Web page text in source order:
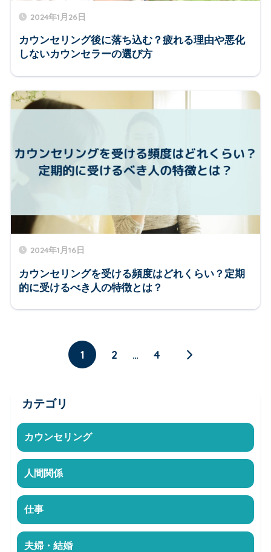
2024年1月26日
カウンセリング後に落ち込む？疲れる理由や悪化
しないカウンセラーの選び方
2024年1月16日
カウンセリングを受ける頻度はどれくらい？定期
的に受けるべき人の特徴とは？
1 2 … 4
カテゴリ
カウンセリング
人間関係
仕事
夫婦・結婚